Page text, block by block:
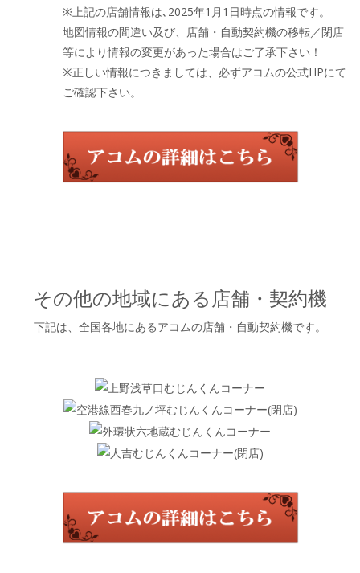
※上記の店舗情報は､2025年1月1日時点の情報です。
地図情報の間違い及び、店舗・自動契約機の移転／閉店
等により情報の変更があった場合はご了承下さい！
※正しい情報につきましては、必ずアコムの公式HPにて
ご確認下さい。
その他の地域にある店舗・契約機
下記は、全国各地にあるアコムの店舗・自動契約機です。